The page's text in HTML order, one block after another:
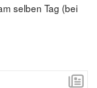
selben Tag (bei